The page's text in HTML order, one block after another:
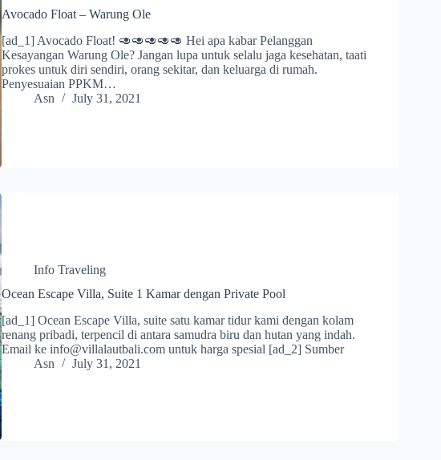
Avocado Float – Warung Ole
[ad_1] Avocado Float! 🥑🥑🥑🥑🥑 Hei apa kabar Pelanggan
Kesayangan Warung Ole? Jangan lupa untuk selalu jaga kesehatan, taati
prokes untuk diri sendiri, orang sekitar, dan keluarga di rumah.
Penyesuaian PPKM…
Asn
July 31, 2021
Info Traveling
Ocean Escape Villa, Suite 1 Kamar dengan Private Pool
[ad_1] Ocean Escape Villa, suite satu kamar tidur kami dengan kolam
renang pribadi, terpencil di antara samudra biru dan hutan yang indah.
Email ke info@villalautbali.com untuk harga spesial [ad_2] Sumber
Asn
July 31, 2021